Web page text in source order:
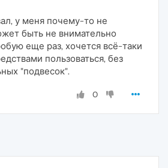
у меня почему-то не
быть не внимательно
еще раз, хочется всё-таки
пользоваться, без
"подвесок".
0